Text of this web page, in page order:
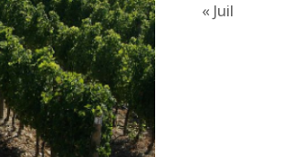
« Juil